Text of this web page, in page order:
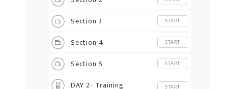
Section 3 START
Section 4 START
Section 5 START
DAY 2- Training
START